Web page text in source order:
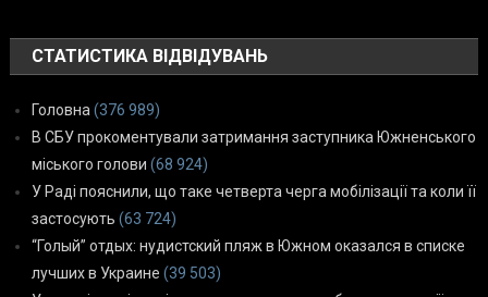
СТАТИСТИКА ВІДВІДУВАНЬ
Головна (376 989)
В СБУ прокоментували затримання заступника Южненського
міського голови (68 924)
У Раді пояснили, що таке четверта черга мобілізації та коли її
застосують (63 724)
“Голый” отдых: нудистский пляж в Южном оказался в списке
лучших в Украине (39 503)